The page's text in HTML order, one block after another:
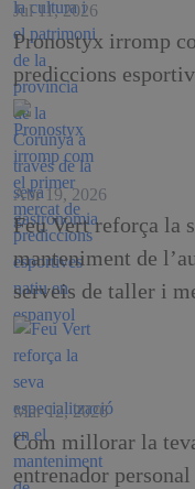
Jul 11, 2026
Pronostyx irromp
prediccions
Abr 19, 2026
Feu Vert reforça la
manteniment de
serveis de taller i
Mar 12, 2026
Com millorar la
entrenador personal